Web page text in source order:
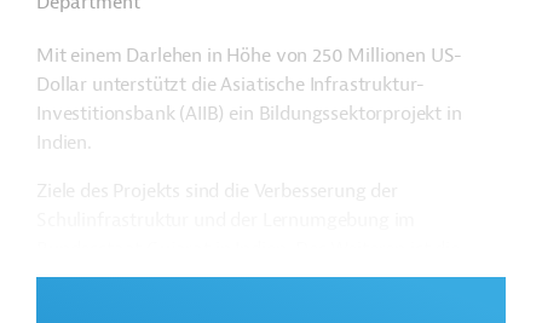
Mit einem Darlehen in Höhe von 250 Millionen US-
Dollar unterstützt die Asiatische Infrastruktur-
Investitionsbank (AIIB) ein Bildungssektorprojekt in
Indien.
Ziele des Projekts sind die Verbesserung der
Förderung von Lehrerfortbildungen und eines